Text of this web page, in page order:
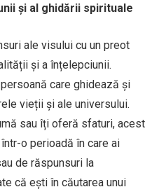
și al ghidării spirituale
ale visului cu un preot
și a înțelepciunii.
care ghidează și
vieții și ale universului.
sau îți oferă sfaturi, acest
o perioadă în care ai
de răspunsuri la
că ești în căutarea unui